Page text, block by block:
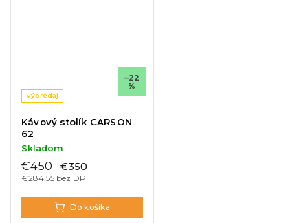
Výpredaj
–22
%
Kávový stolík CARSON
62
Skladom
€284,55 bez DPH
€450 €350
Do košíka